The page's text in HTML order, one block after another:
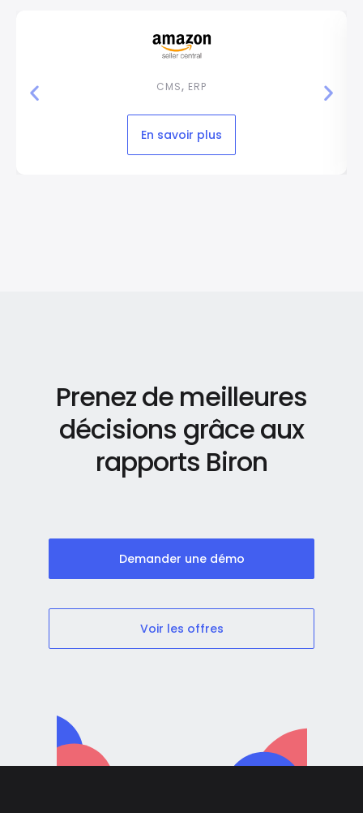
CMS, ERP
En savoir plus
Prenez de meilleures
décisions grâce aux
rapports Biron
Demander une démo
Voir les offres